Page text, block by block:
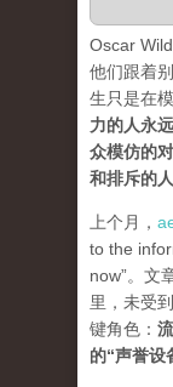
Oscar
他们跟着
生只是在模
力的人永
众模仿的
和排斥的人
上个月，
to the
now”。文
里，未受
键角色：
的“声誉设